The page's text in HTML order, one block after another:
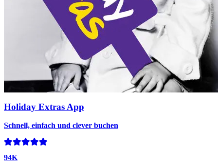
Holiday Extras App
Schnell, einfach und clever buchen
94K